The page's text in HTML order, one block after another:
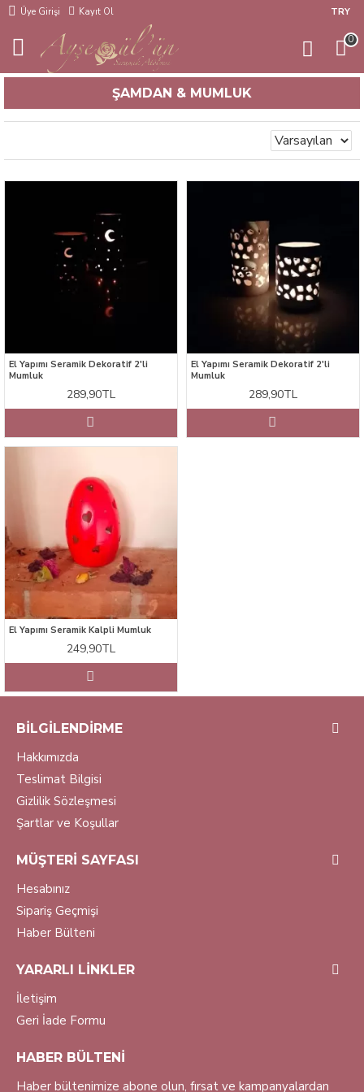
Üye Girişi Kayıt Ol TRY
0
ŞAMDAN & MUMLUK
El Yapımı Seramik Dekoratif 2'li
Mumluk
289,90TL
El Yapımı Seramik Dekoratif 2'li
Mumluk
289,90TL
El Yapımı Seramik Kalpli Mumluk
249,90TL
BILGILENDIRME
Hakkımızda
Teslimat Bilgisi
Gizlilik Sözleşmesi
Şartlar ve Koşullar
MÜŞTERI SAYFASI
Hesabınız
Sipariş Geçmişi
Haber Bülteni
YARARLI LINKLER
İletişim
Geri İade Formu
HABER BÜLTENI
Haber bültenimize abone olun, fırsat ve kampanyalardan